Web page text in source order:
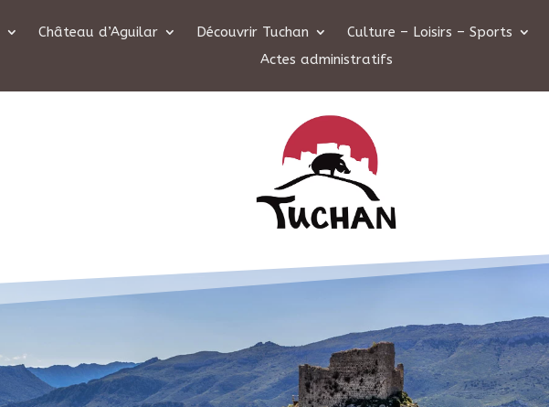
Château d’Aguilar Découvrir Tuchan Culture – Loisirs – Sports
Actes administratifs